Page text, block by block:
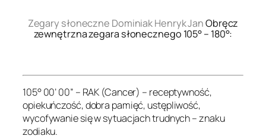
Zegary słoneczne Dominiak Henryk JanObręcz
zewnętrzna zegara słonecznego 105° – 180°:
105° 00’ 00” – RAK (Cancer) – receptywność,
opiekuńczość, dobra pamięć, ustępliwość,
wycofywanie się w sytuacjach trudnych – znaku
zodiaku.